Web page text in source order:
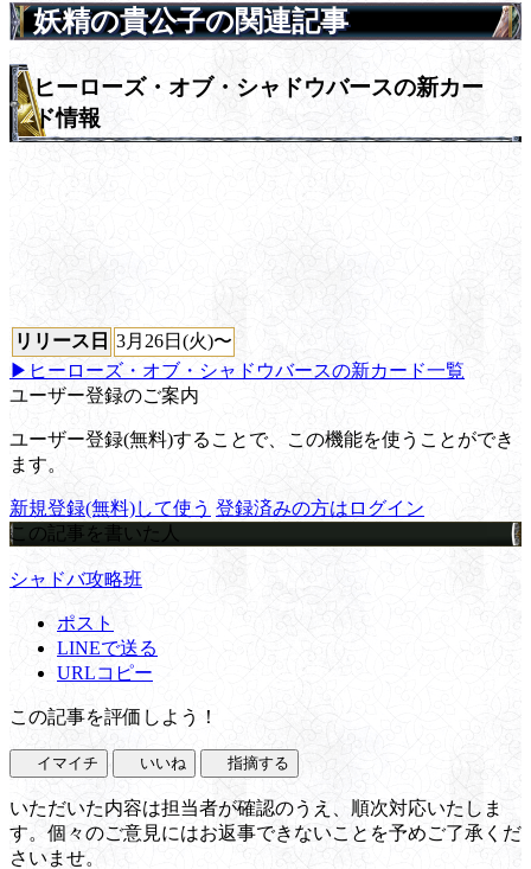
妖精の貴公子の関連記事
ヒーローズ・オブ・シャドウバースの新カー
ド情報
リリース日 3月26日(火)〜
▶ヒーローズ・オブ・シャドウバースの新カード一覧
ユーザー登録のご案内
ユーザー登録(無料)することで、この機能を使うことができ
ます。
新規登録(無料)して使う 登録済みの方はログイン
この記事を書いた人
シャドバ攻略班
ポスト
LINEで送る
URLコピー
この記事を評価しよう！
イマイチ いいね 指摘する
いただいた内容は担当者が確認のうえ、順次対応いたしま
す。個々のご意見にはお返事できないことを予めご了承くだ
さいませ。